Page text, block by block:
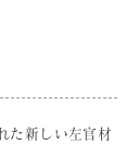
た新しい左官材